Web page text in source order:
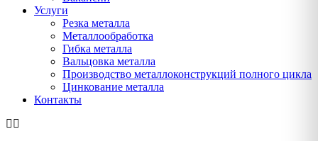
Услуги
Резка металла
Металлообработка
Гибка металла
Вальцовка металла
Производство металлоконструкций полного цикла
Цинкование металла
Контакты